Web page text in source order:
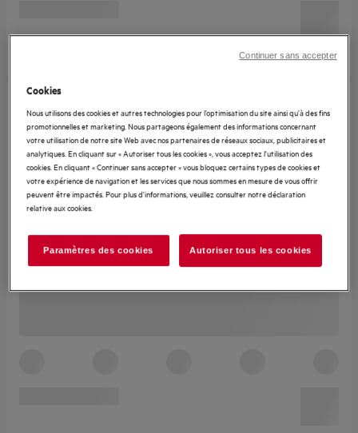
Cookies
Nous utilisons des cookies et autres technologies pour l’optimisation du site ainsi qu’à des fins
promotionnelles et marketing. Nous partageons également des informations concernant
votre utilisation de notre site Web avec nos partenaires de réseaux sociaux, publicitaires et
analytiques. En cliquant sur « Autoriser tous les cookies », vous acceptez l'utilisation des
cookies. En cliquant « Continuer sans accepter » vous bloquez certains types de cookies et
votre expérience de navigation et les services que nous sommes en mesure de vous offrir
peuvent être impactés. Pour plus d'informations, veuillez consulter notre déclaration
relative aux cookies.
Paramètres des cookies Autoriser tous les cookies
Continuer sans accepter